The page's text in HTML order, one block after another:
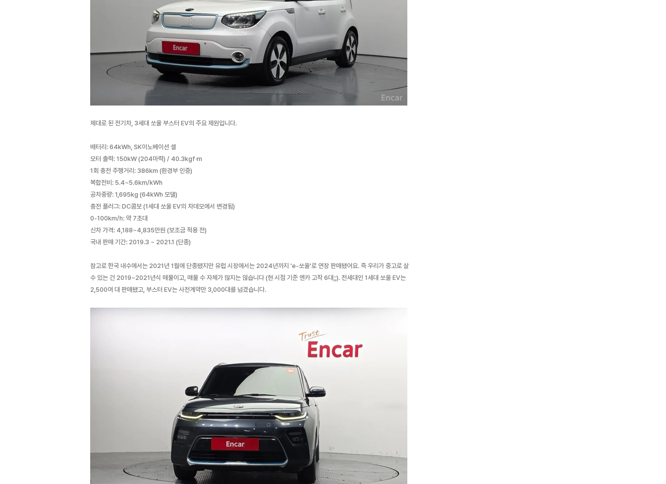
제대로 된 전기차, 3세대 쏘울 부스터 EV의 주요 제원입니다.
배터리: 64kWh, SK이노베이션 셀
모터 출력: 150kW (204마력) / 40.3kgf·m
1회 충전 주행거리: 386km (환경부 인증)
복합전비: 5.4~5.6km/kWh
공차중량: 1,695kg (64kWh 모델)
충전 플러그: DC콤보 (1세대 쏘울 EV의 차데모에서 변경됨)
0-100km/h: 약 7초대
신차 가격: 4,188~4,835만원 (보조금 적용 전)
국내 판매 기간: 2019.3 ~ 2021.1 (단종)
참고로 한국 내수에서는 2021년 1월에 단종됐지만 유럽 시장에서는 2024년까지 'e-쏘울'로 연장 판매됐어요. 즉 우리가 중고로 살
수 있는 건 2019~2021년식 매물이고, 매물 수 자체가 많지는 않습니다 (현 시점 기준 엔카 고작 6대;;). 전세대인 1세대 쏘울 EV는
2,500여 대 판매됐고, 부스터 EV는 사전계약만 3,000대를 넘겼습니다.